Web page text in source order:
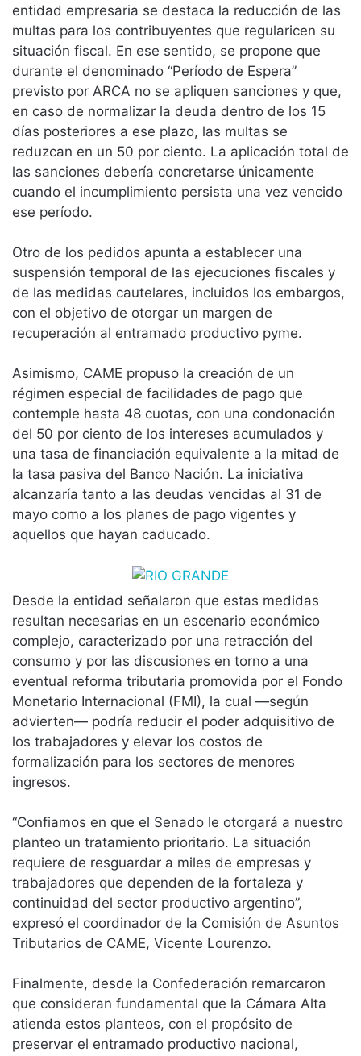
entidad empresaria se destaca la reducción de las
multas para los contribuyentes que regularicen su
situación fiscal. En ese sentido, se propone que
durante el denominado “Período de Espera”
previsto por ARCA no se apliquen sanciones y que,
en caso de normalizar la deuda dentro de los 15
días posteriores a ese plazo, las multas se
reduzcan en un 50 por ciento. La aplicación total de
las sanciones debería concretarse únicamente
cuando el incumplimiento persista una vez vencido
ese período.
Otro de los pedidos apunta a establecer una
suspensión temporal de las ejecuciones fiscales y
de las medidas cautelares, incluidos los embargos,
con el objetivo de otorgar un margen de
recuperación al entramado productivo pyme.
Asimismo, CAME propuso la creación de un
régimen especial de facilidades de pago que
contemple hasta 48 cuotas, con una condonación
del 50 por ciento de los intereses acumulados y
una tasa de financiación equivalente a la mitad de
la tasa pasiva del Banco Nación. La iniciativa
alcanzaría tanto a las deudas vencidas al 31 de
mayo como a los planes de pago vigentes y
aquellos que hayan caducado.
Desde la entidad señalaron que estas medidas
resultan necesarias en un escenario económico
complejo, caracterizado por una retracción del
consumo y por las discusiones en torno a una
eventual reforma tributaria promovida por el Fondo
Monetario Internacional (FMI), la cual —según
advierten— podría reducir el poder adquisitivo de
los trabajadores y elevar los costos de
formalización para los sectores de menores
ingresos.
“Confiamos en que el Senado le otorgará a nuestro
planteo un tratamiento prioritario. La situación
requiere de resguardar a miles de empresas y
trabajadores que dependen de la fortaleza y
continuidad del sector productivo argentino”,
expresó el coordinador de la Comisión de Asuntos
Tributarios de CAME, Vicente Lourenzo.
Finalmente, desde la Confederación remarcaron
que consideran fundamental que la Cámara Alta
atienda estos planteos, con el propósito de
preservar el entramado productivo nacional,